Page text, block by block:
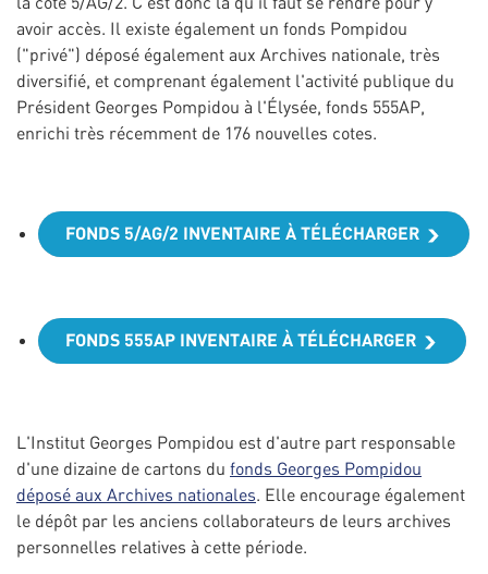
avoir accès. Il existe également un fonds Pompidou
("privé") déposé également aux Archives nationale, très
diversifié, et comprenant également l'activité publique du
Président Georges Pompidou à l'Élysée, fonds 555AP,
enrichi très récemment de 176 nouvelles cotes.
FONDS 5/AG/2 INVENTAIRE À TÉLÉCHARGER
FONDS 555AP INVENTAIRE À TÉLÉCHARGER
L'Institut Georges Pompidou est d'autre part responsable
d'une dizaine de cartons du fonds Georges Pompidou
déposé aux Archives nationales. Elle encourage également
le dépôt par les anciens collaborateurs de leurs archives
personnelles relatives à cette période.